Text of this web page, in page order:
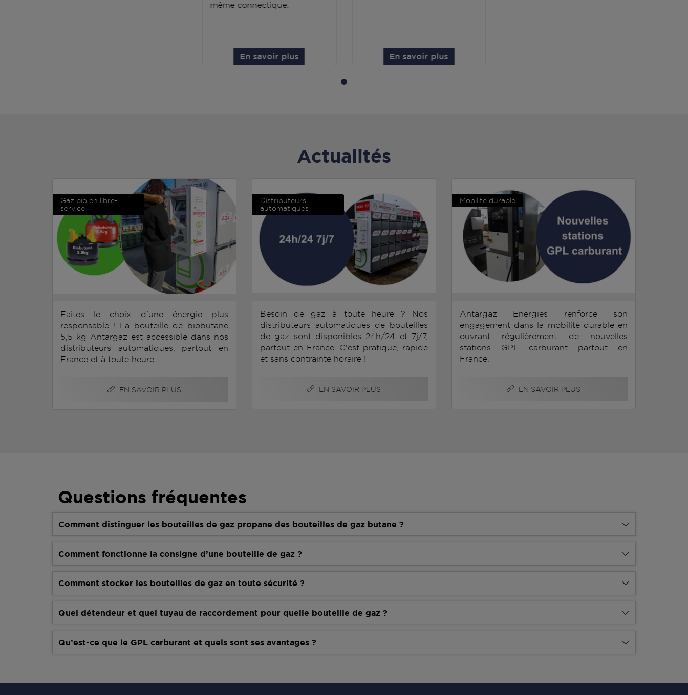
même connectique.
En savoir plus En savoir plus
Actualités
Gaz bio en libre-
service
Faites le choix d'une énergie plus
responsable ! La bouteille de biobutane
5,5 kg Antargaz est accessible dans nos
distributeurs automatiques, partout en
France et à toute heure.
EN SAVOIR PLUS
Distributeurs
automatiques
Besoin de gaz à toute heure ? Nos
distributeurs automatiques de bouteilles
de gaz sont disponibles 24h/24 et 7j/7,
partout en France. C'est pratique, rapide
et sans contrainte horaire !
EN SAVOIR PLUS
Mobilité durable
Antargaz Energies renforce son
engagement dans la mobilité durable en
ouvrant régulièrement de nouvelles
stations GPL carburant partout en
France.
EN SAVOIR PLUS
Questions fréquentes
Comment distinguer les bouteilles de gaz propane des bouteilles de gaz butane ?
Comment fonctionne la consigne d’une bouteille de gaz ?
Comment stocker les bouteilles de gaz en toute sécurité ?
Quel détendeur et quel tuyau de raccordement pour quelle bouteille de gaz ?
Qu’est-ce que le GPL carburant et quels sont ses avantages ?